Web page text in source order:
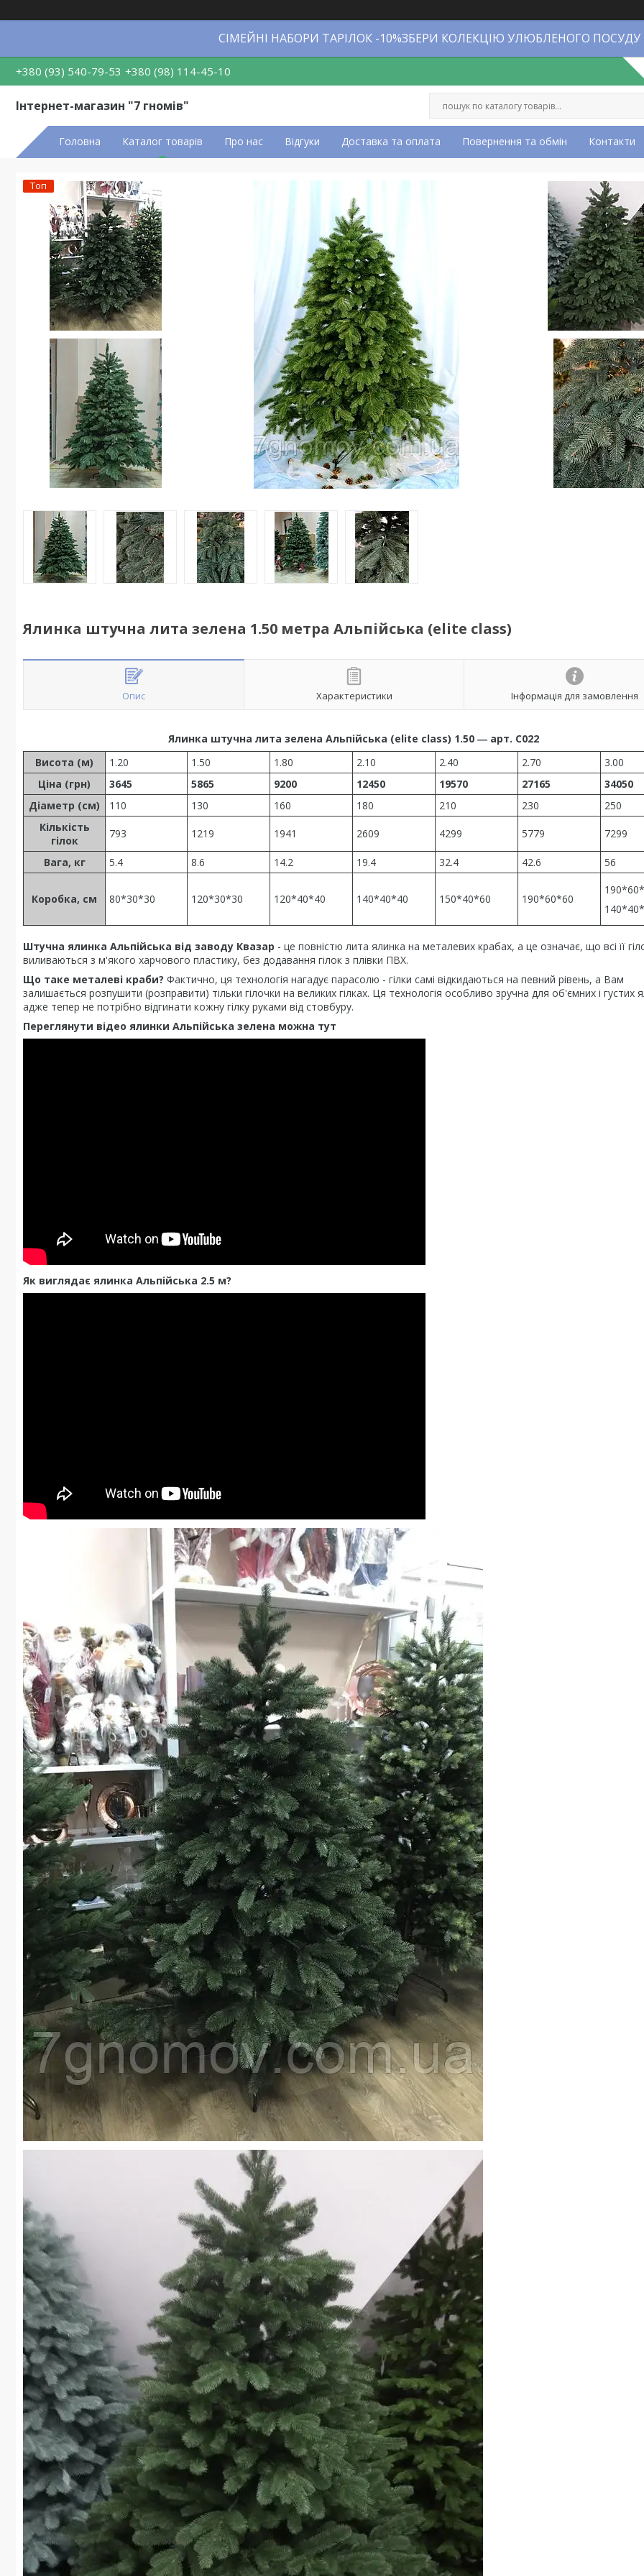
СІМЕЙНІ НАБОРИ ТАРІЛОК -10%ЗБЕРИ КОЛЕКЦІЮ УЛЮБЛЕНОГО ПОСУДУ
+380 (93) 540-79-53 +380 (98) 114-45-10
Інтернет-магазин "7 гномів"
Головна Каталог товарів Про нас Відгуки Доставка та оплата Повернення та обмін Контакти
Топ
Ялинка штучна лита зелена 1.50 метра Альпійська (elite class)
Опис Характеристики Інформація для замовлення
Ялинка штучна лита зелена Альпійська (elite class) 1.50 ― арт. С022
Висота (м)
1.20 1.50 1.80 2.10 2.40 2.70
3.00
Ціна (грн)
3645 5865 9200 12450 19570 27165
34050
Діаметр (см)
110 130 160 180 210 230
250
Кількість
гілок
793 1219 1941 2609 4299 5779 7299
Вага, кг 5.4 8.6 14.2 19.4 32.4 42.6 56
Коробка, см 80*30*30 120*30*30 120*40*40 140*40*40 150*40*60 190*60*60
Штучна ялинка Альпійська від заводу Квазар - це повністю лита ялинка на металевих крабах, а це означає, що всі її
виливаються з м'якого харчового пластику, без додавання гілок з плівки ПВХ.
Що таке металеві краби? Фактично, ця технологія нагадує парасолю - гілки самі відкидаються на певний рівень, а Вам
залишається розпушити (розправити) тільки гілочки на великих гілках. Ця технологія особливо зручна для об'ємних і густих
адже тепер не потрібно відгинати кожну гілку руками від стовбуру.
Переглянути відео ялинки Альпійська зелена можна тут
Як виглядає ялинка Альпійська 2.5 м?